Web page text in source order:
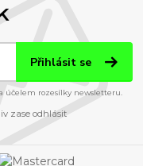
Přihlásit se
účelem rozesílky newsletteru.
zase odhlásit